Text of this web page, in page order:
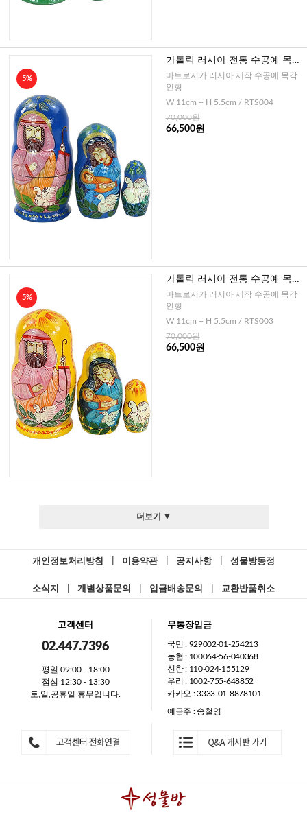
5%
가톨릭 러시아 전통 수공예 목각
인형 NO.4
마트로시카 러시아 제작 수공예 목각
인형
W 11cm + H 5.5cm / RTS004
70,000원
66,500원
5%
가톨릭 러시아 전통 수공예 목각
인형 NO.3
마트로시카 러시아 제작 수공예 목각
인형
W 11cm + H 5.5cm / RTS003
70,000원
66,500원
더보기 ▼
개인정보처리방침 이용약관 공지사항 성물방동정
소식지 개별상품문의 입금배송문의 교환반품취소
고객센터
02.447.7396
평일 09:00 - 18:00
점심 12:30 - 13:30
토,일,공휴일 휴무입니다.
무통장입금
국민 : 929002-01-254213
농협 : 100064-56-040368
신한 : 110-024-155129
우리 : 1002-755-648852
카카오 : 3333-01-8878101
예금주 : 송철영